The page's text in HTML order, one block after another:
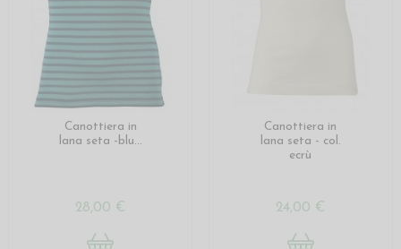
Canottiera in
lana seta -blu...
28,00 €
Canottiera in
lana seta - col.
ecrù
24,00 €